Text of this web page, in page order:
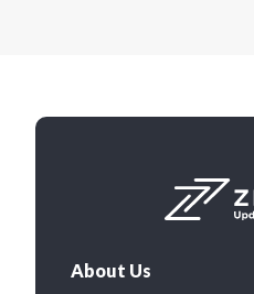
About Us